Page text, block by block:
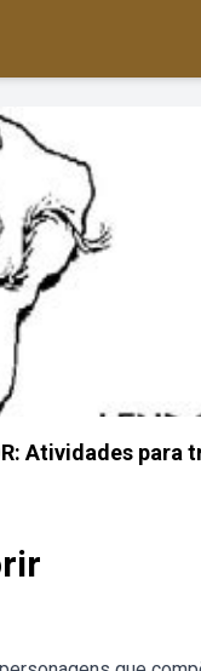
Atividades para